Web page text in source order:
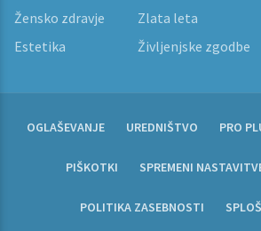
Žensko zdravje
Zlata leta
Estetika
Življenjske zgodbe
OGLAŠEVANJE UREDNIŠTVO PRO
PIŠKOTKI SPREMENI
POLITIKA ZASEBNOSTI